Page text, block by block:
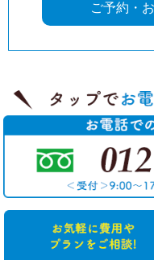
ご予約・